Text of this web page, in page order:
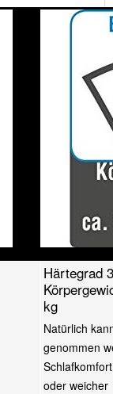
Härtegrad
kg
Natürlich
genommen
oder weicher